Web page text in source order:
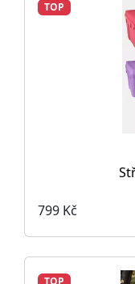
TOP
799 Kč
TOP